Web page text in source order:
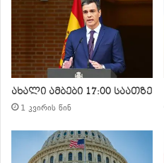
ახალი ამბები 17:00 საათზე
1 კვირის წინ